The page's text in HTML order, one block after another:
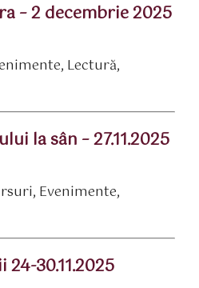
– 2 decembrie 2025
, Lectură,
la sân – 27.11.2025
, Evenimente,
30.11.2025